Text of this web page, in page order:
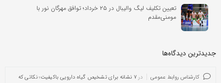
تعیین تکلیف لیگ والیبال در ۲۵ خرداد؛ توافق مهرگان نور با
مومنی‌مقدم
جدیدترین دیدگاه‌‌ها
کارشناس روابط عمومی در
۷ نشانه برای تشخیص گیاه دارویی باکیفیت؛ نکاتی که